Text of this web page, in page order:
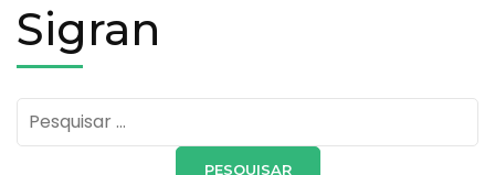
Sigran
Pesquisar
por: